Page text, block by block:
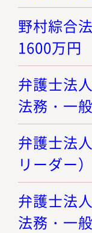
野村綜合
1600万円
弁護士法
法務・一
弁護士法
リーダー
弁護士法
法務・一